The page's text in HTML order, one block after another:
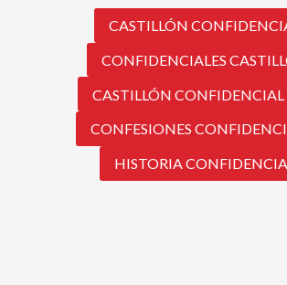
CASTILLÓN
CONFIDENCIALES
CASTILLÓN CONFIDENCIAL
CONFESIONES
HISTORIA